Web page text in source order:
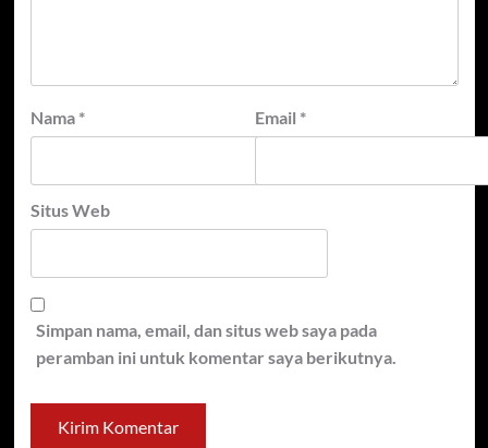
Nama * Email *
Situs Web
Simpan nama, email, dan situs web saya pada
peramban ini untuk komentar saya berikutnya.